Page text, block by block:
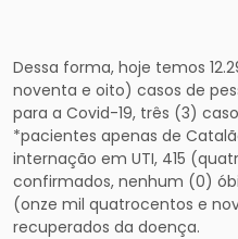
Dessa forma, hoje temos
noventa e oito) casos de
para a Covid-19, três (3)
*pacientes apenas de
internação em UTI, 415
confirmados, nenhum (0)
(onze mil quatrocentos e
recuperados da doença.